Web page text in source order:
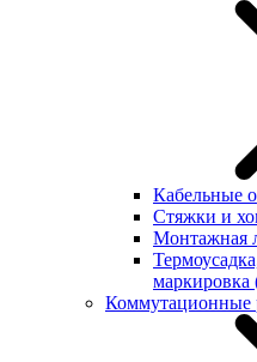
Кабельные
Стяжки и
Монтажная
маркировка
Коммутационные